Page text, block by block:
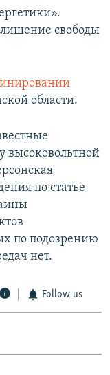
лишение свободы
области.
высоковольтной
по статье
по подозрению
нет.
Follow us